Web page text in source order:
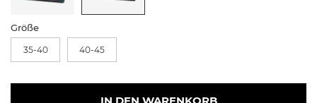
Größe
35-40 40-45
IN DEN WARENKORB